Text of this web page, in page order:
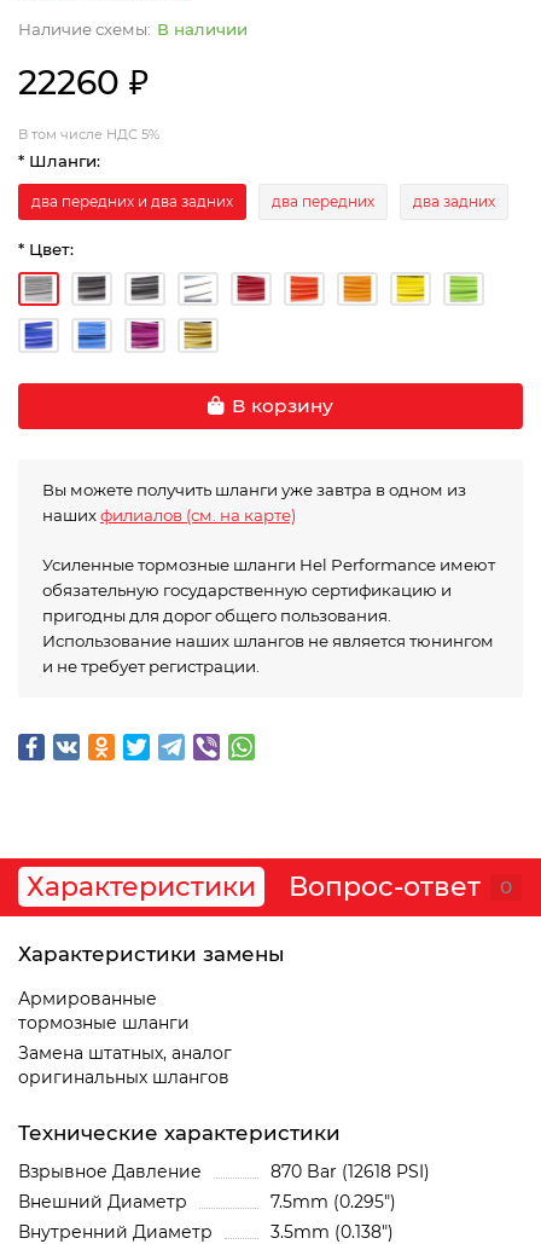
В наличии
22260 ₽
В том числе НДС 5%
* Шланги:
два передних и два задних два передних два задних
* Цвет:
В корзину
Вы можете получить шланги уже завтра в одном из
нашихфилиалов (см. на карте)
Усиленные тормозные шланги Hel Performance имеют
обязательную государственную сертификацию и
пригодны для дорог общего пользования.
Использование наших шлангов не является тюнингом
и не требует регистрации.
Характеристики Вопрос-ответ 0
Характеристики замены
Армированные
тормозные шланги
Замена штатных, аналог
оригинальных шлангов
Технические характеристики
Взрывное Давление
870 Bar (12618 PSI)
Внешний Диаметр
7.5mm (0.295")
Внутренний Диаметр
3.5mm (0.138")